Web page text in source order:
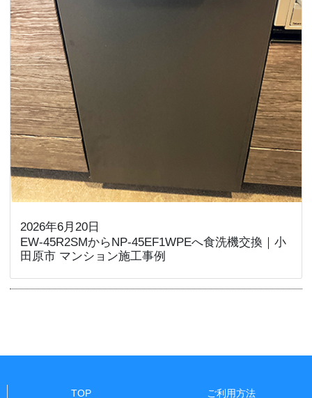
2026年6月20日
EW-45R2SMからNP-45EF1WPEへ食洗機交換｜小
田原市 マンション施工事例
TOP ご利用方法